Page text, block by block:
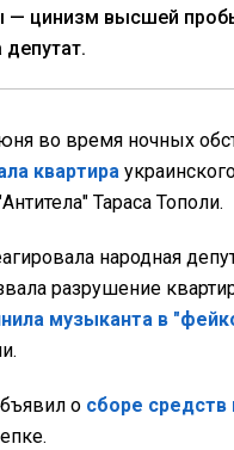
— цинизм высшей
депутат.
во время ночных
квартира
Тараса Тополи.
народная
разрушение
музыканта в
о сборе средств